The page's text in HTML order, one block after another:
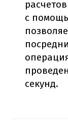
с
секунд.